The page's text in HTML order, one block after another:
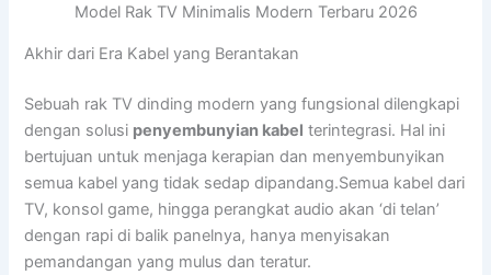
Model Rak TV Minimalis Modern Terbaru 2026
Akhir dari Era Kabel yang Berantakan
Sebuah rak TV dinding modern yang fungsional dilengkapi
dengan solusi penyembunyian kabel terintegrasi. Hal ini
bertujuan untuk menjaga kerapian dan menyembunyikan
semua kabel yang tidak sedap dipandang.Semua kabel dari
TV, konsol game, hingga perangkat audio akan ‘di telan’
dengan rapi di balik panelnya, hanya menyisakan
pemandangan yang mulus dan teratur.